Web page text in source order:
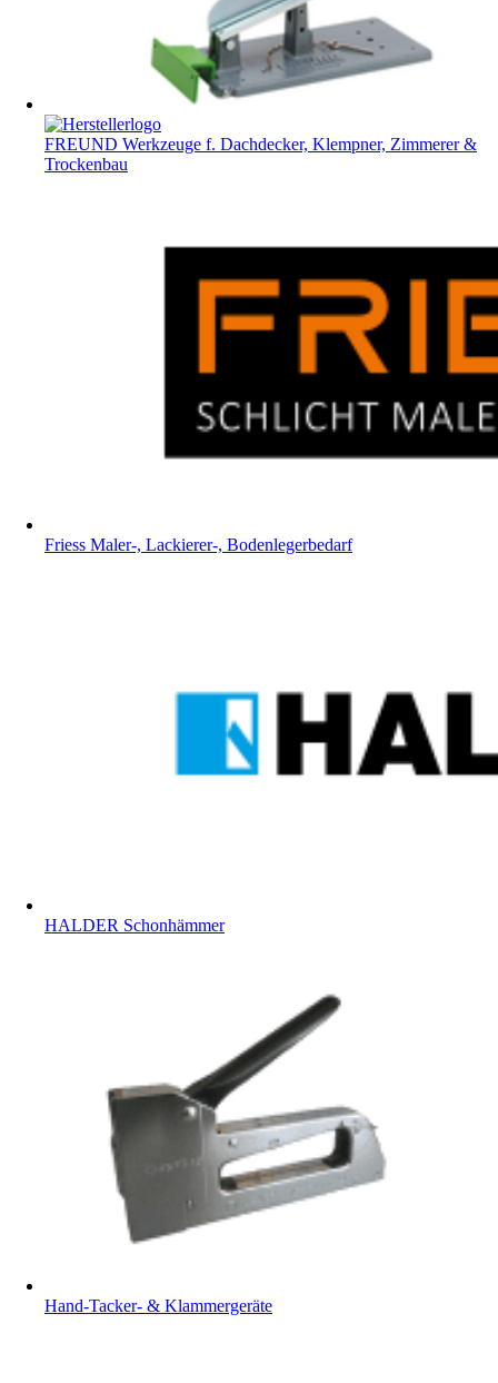
FREUND Werkzeuge f. Dachdecker, Klempner, Zimmerer &
Trockenbau
Friess Maler-, Lackierer-, Bodenlegerbedarf
HALDER Schonhämmer
Hand-Tacker- & Klammergeräte